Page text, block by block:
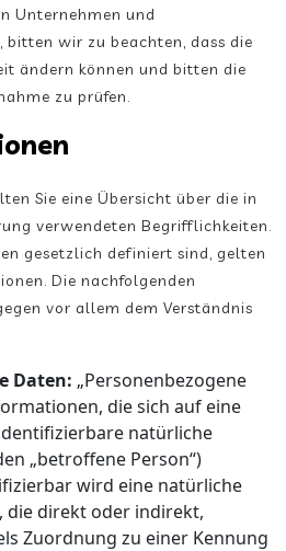
Unternehmen und
bitten wir zu beachten, dass die
ändern können und bitten die
zu prüfen.
Sie eine Übersicht über die in
verwendeten Begrifflichkeiten.
gesetzlich definiert sind, gelten
Die nachfolgenden
vor allem dem Verständnis
Daten: „Personenbezogene
die sich auf eine
natürliche
„betroffene Person“)
wird eine natürliche
die direkt oder indirekt,
Zuordnung zu einer Kennung